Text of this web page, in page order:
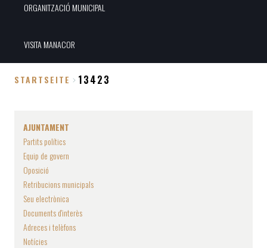
ORGANITZACIÓ MUNICIPAL
VISITA MANACOR
STARTSEITE 13423
AJUNTAMENT
Partits polítics
Equip de govern
Oposició
Retribucions municipals
Seu electrònica
Documents d'interès
Adreces i telèfons
Notícies